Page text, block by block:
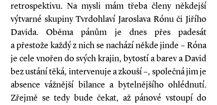
retrospektivu. Na mysli mám třeba členy někdejší
výtvarné skupiny Tvrdohlaví Jaroslava Rónu či Jiřího
Davida. Oběma pánům je dnes přes padesát
a přestože každý z nich se nachází někde jinde – Róna
je cele vnořen do svých krajin, bytostí a barev a David
bez ustání těká, intervenuje a zkouší –, společná jim je
absence vážnější bilance a bytelnějšího ohlédnutí.
Zřejmě se tedy bude čekat, až pánové vstoupí do